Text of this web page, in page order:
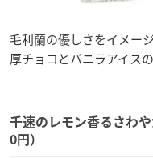
毛利蘭の優しさをイメー
厚チョコとバニラアイス
千速のレモン香るさわ
0円）